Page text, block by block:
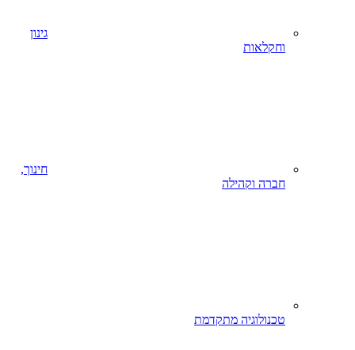
גינון
וחקלאות
חינוך,
חברה וקהילה
טכנולוגיה מתקדמת